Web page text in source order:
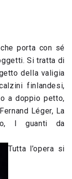
porta con sé
Si tratta di
della valigia
finlandesi,
a doppio petto,
Léger, La
I guanti da
Tutta l’opera si